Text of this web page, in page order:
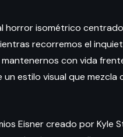
horror isométrico
recorremos el
con vida
estilo visual que mezcla
Eisner creado por Kyle